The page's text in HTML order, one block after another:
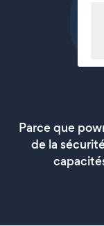
Parce que
de la